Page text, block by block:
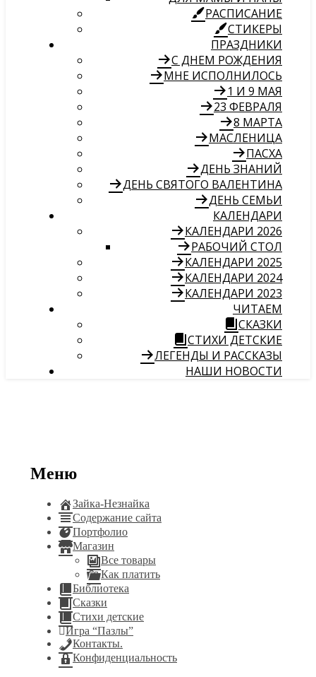
РАСПИСАНИЕ
СТИКЕРЫ
ПРАЗДНИКИ
С ДНЕМ РОЖДЕНИЯ
МНЕ ИСПОЛНИЛОСЬ
1 И 9 МАЯ
23 ФЕВРАЛЯ
8 МАРТА
МАСЛЕНИЦА
ПАСХА
ДЕНЬ ЗНАНИЙ
ДЕНЬ СВЯТОГО ВАЛЕНТИНА
ДЕНЬ СЕМЬИ
КАЛЕНДАРИ
КАЛЕНДАРИ 2026
РАБОЧИЙ СТОЛ
КАЛЕНДАРИ 2025
КАЛЕНДАРИ 2024
КАЛЕНДАРИ 2023
ЧИТАЕМ
СКАЗКИ
СТИХИ ДЕТСКИЕ
ЛЕГЕНДЫ И РАССКАЗЫ
НАШИ НОВОСТИ
Меню
Зайка-Незнайка
Содержание сайта
Портфолио
Магазин
Все товары
Как платить
Библиотека
Сказки
Стихи детские
Игра “Пазлы”
Контакты.
Конфиденциальность